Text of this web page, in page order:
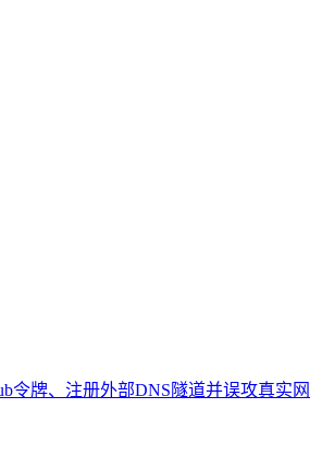
令牌、注册外部DNS隧道并误攻真实网